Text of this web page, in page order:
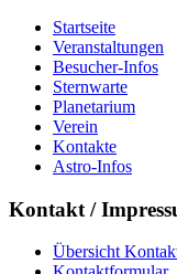
Startseite
Veranstaltungen
Besucher-Infos
Sternwarte
Planetarium
Verein
Kontakte
Astro-Infos
Kontakt /
Übersicht